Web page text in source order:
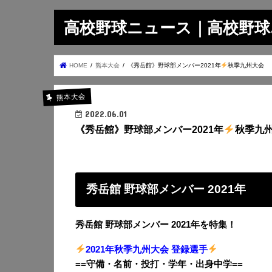
高校野球ニュース｜高校野
HOME 熊本大会 《秀岳館》野球部メンバー2021年 秋季九州大会
熊本大会
2022.06.01
《秀岳館》野球部メンバー2021年 秋季九
秀岳館 野球部メンバー 2021年
秀岳館 野球部メンバー 2021年を特集！
2021年秋季九州大会 登録選手
==守備・名前・投打・学年・出身中学==